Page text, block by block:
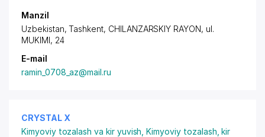
Manzil
Uzbekistan, Tashkent, CHILANZARSKIY RAYON, ul.
MUKIMI, 24
E-mail
ramin_0708_az@mail.ru
CRYSTAL X
Kimyoviy tozalash va kir yuvish ,Kimyoviy tozalash, kir